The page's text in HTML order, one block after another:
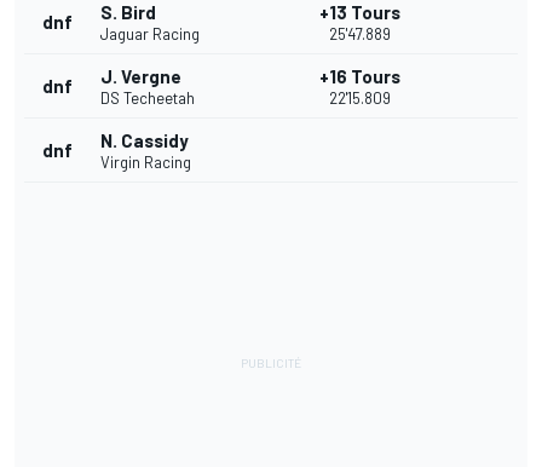
dnf S. Bird
Jaguar Racing
+13 Tours
25'47.889
dnf J. Vergne
DS Techeetah
+16 Tours
22'15.809
dnf N. Cassidy
Virgin Racing